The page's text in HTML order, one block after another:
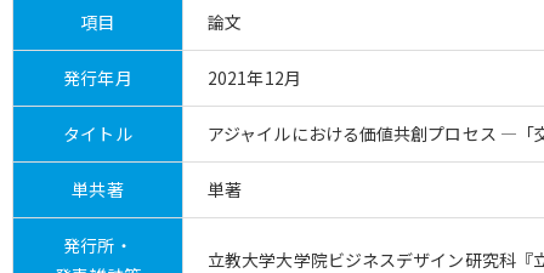
項目 論文
発行年月 2021年12月
タイトル アジャイルにおける価値共創プロセス ―
単共著 単著
発行所・
立教大学大学院ビジネスデザイン研究科『